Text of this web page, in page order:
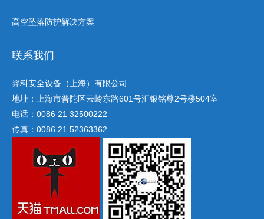
高空坠落防护解决方案
联系我们
羿科安全设备（上海）有限公司
地址：上海市普陀区云岭东路601号汇银铭尊2号楼504室
电话：0086 21 32500222
传真：0086 21 52363362